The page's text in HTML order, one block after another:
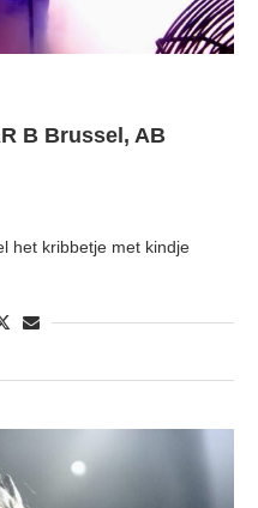
B Brussel, AB
het kribbetje met kindje